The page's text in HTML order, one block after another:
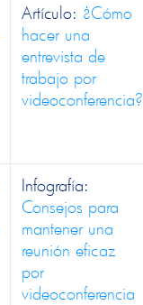
Artículo: ¿Cómo
hacer una
entrevista de
trabajo por
videoconferencia?
Infografía:
Consejos para
mantener una
reunión eficaz
por
videoconferencia